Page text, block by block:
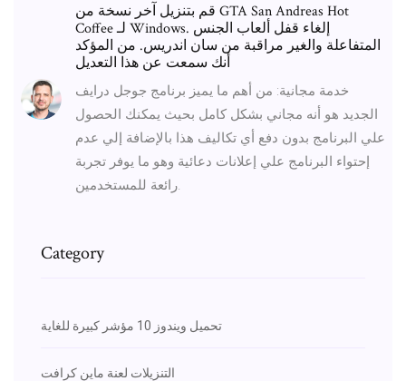
قم بتنزيل آخر نسخة من GTA San Andreas Hot
Coffee لـ Windows. إلغاء قفل ألعاب الجنس
المتفاعلة والغير مراقبة من سان اندريس. من المؤكد
أنك سمعت عن هذا التعديل
خدمة مجانية: من أهم ما يميز برنامج جوجل درايف
الجديد هو أنه مجاني بشكل كامل بحيث يمكنك الحصول
علي البرنامج بدون دفع أي تكاليف هذا بالإضافة إلي عدم
إحتواء البرنامج علي إعلانات دعائية وهو ما يوفر تجربة
رائعة للمستخدمين.
Category
تحميل ويندوز 10 مؤشر كبيرة للغاية
التنزيلات لعنة ماين كرافت